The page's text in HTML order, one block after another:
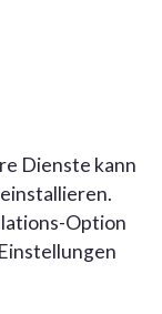
Dienste kann
Option